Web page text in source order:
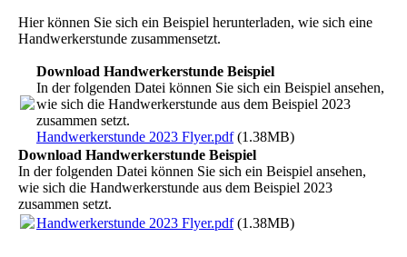
Hier können Sie sich ein Beispiel herunterladen, wie sich eine
Handwerkerstunde zusammensetzt.
Download Handwerkerstunde Beispiel
In der folgenden Datei können Sie sich ein Beispiel ansehen,
wie sich die Handwerkerstunde aus dem Beispiel 2023
zusammen setzt.
Handwerkerstunde 2023 Flyer.pdf(1.38MB)
Download Handwerkerstunde Beispiel
In der folgenden Datei können Sie sich ein Beispiel ansehen,
wie sich die Handwerkerstunde aus dem Beispiel 2023
zusammen setzt.
Handwerkerstunde 2023 Flyer.pdf(1.38MB)